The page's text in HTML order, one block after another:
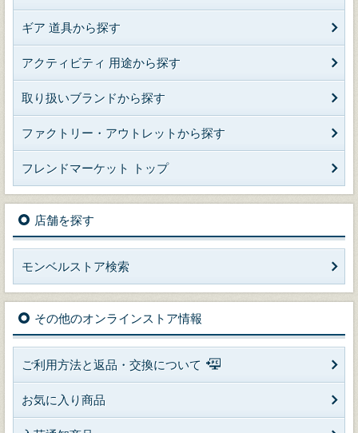
ギア 道具から探す
アクティビティ 用途から探す
取り扱いブランドから探す
ファクトリー・アウトレットから探す
フレンドマーケット トップ
店舗を探す
モンベルストア検索
その他のオンラインストア情報
ご利用方法と返品・交換について
お気に入り商品